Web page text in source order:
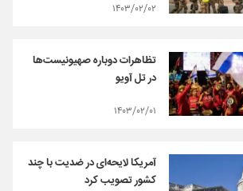
۱۴۰۳/۰۲/۰۲
تظاهرات دوباره صهیونیست‌ها
در تل آویو
۱۴۰۳/۰۲/۰۱
آمریکا لایحه‌ای در ضدیت با چند
کشور تصویب کرد